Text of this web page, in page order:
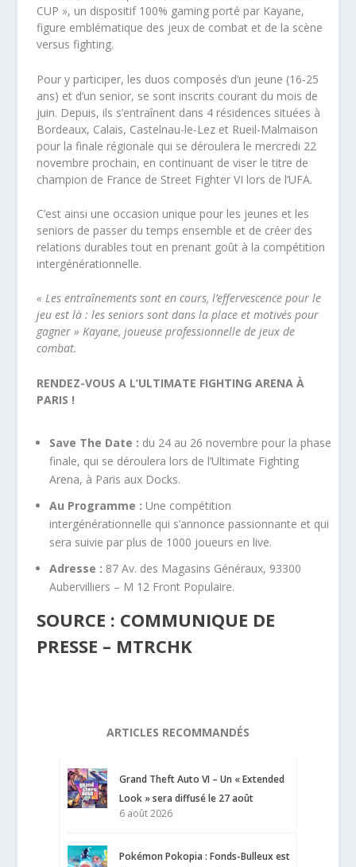
CUP », un dispositif 100% gaming porté par Kayane,
figure emblématique des jeux de combat et de la scène
versus fighting.
Pour y participer, les duos composés d’un jeune (16-25
ans) et d’un senior, se sont inscrits courant du mois de
juin. Depuis, ils s’entraînent dans 4 résidences situées à
Bordeaux, Calais, Castelnau-le-Lez et Rueil-Malmaison
pour la finale régionale qui se déroulera le mercredi 22
novembre prochain, en continuant de viser le titre de
champion de France de Street Fighter VI lors de l’UFA.
C’est ainsi une occasion unique pour les jeunes et les
seniors de passer du temps ensemble et de créer des
relations durables tout en prenant goût à la compétition
intergénérationnelle.
« Les entraînements sont en cours, l’effervescence pour le
jeu est là : les seniors sont dans la place et motivés pour
gagner » Kayane, joueuse professionnelle de jeux de
combat.
RENDEZ-VOUS A L’ULTIMATE FIGHTING ARENA À
PARIS !
Save The Date : du 24 au 26 novembre pour la phase
finale, qui se déroulera lors de l’Ultimate Fighting
Arena, à Paris aux Docks.
Au Programme : Une compétition
intergénérationnelle qui s’annonce passionnante et qui
sera suivie par plus de 1000 joueurs en live.
Adresse : 87 Av. des Magasins Généraux, 93300
Aubervilliers – M 12 Front Populaire.
SOURCE : COMMUNIQUE DE
PRESSE – MTRCHK
ARTICLES RECOMMANDÉS
Grand Theft Auto VI – Un « Extended
Look » sera diffusé le 27 août
6 août 2026
Pokémon Pokopia : Fonds-Bulleux est